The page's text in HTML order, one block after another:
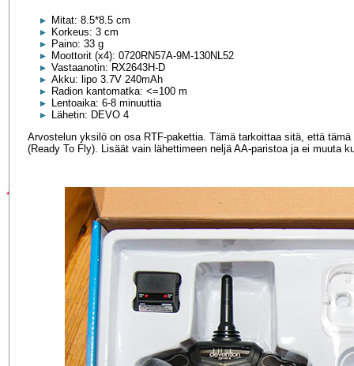
Mitat: 8.5*8.5 cm
Korkeus: 3 cm
Paino: 33 g
Moottorit (x4): 0720RN57A-9M-130NL52
Vastaanotin: RX2643H-D
Akku: lipo 3.7V 240mAh
Radion kantomatka: <=100 m
Lentoaika: 6-8 minuuttia
Lähetin: DEVO 4
Arvostelun yksilö on osa RTF-pakettia. Tämä tarkoittaa sitä, että
(Ready To Fly). Lisäät vain lähettimeen neljä AA-paristoa ja ei muuta